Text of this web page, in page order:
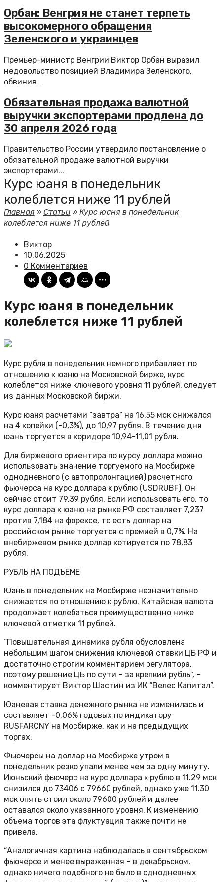
Орбан: Венгрия не станет терпеть
высокомерного обращения
Зеленского и украинцев
Премьер-министр Венгрии Виктор Орбан выразил
недовольство позицией Владимира Зеленского,
обвинив...
Обязательная продажа валютной
выручки экспортерами продлена до
30 апреля 2026 года
Правительство России утвердило постановление о
обязательной продаже валютной выручки
экспортерами...
Курс юаня в понедельник
колеблется ниже 11 рублей
Главная»Статьи » Курс юаня в понедельник
колеблется ниже 11 рублей
Виктор
10.06.2025
0 Комментариев
Курс юаня в понедельник
колеблется ниже 11 рублей
Курс рубля в понедельник немного прибавляет по
отношению к юаню на Московской бирже, курс
колеблется ниже ключевого уровня 11 рублей, следует
из данных Московской биржи.
Курс юаня расчетами “завтра” на 16.55 мск снижался
на 4 копейки (-0,3%), до 10,97 рубля. В течение дня
юань торгуется в коридоре 10,94-11,01 рубля.
Для биржевого ориентира по курсу доллара можно
использовать значение торгуемого на Мосбирже
однодневного (с автопролонгацией) расчетного
фьючерса на курс доллара к рублю (USDRUBF). Он
сейчас стоит 79,39 рубля. Если использовать его, то
курс доллара к юаню на рынке РФ составляет 7,237
против 7,184 на форексе, то есть доллар на
российском рынке торгуется с премией в 0,7%. На
внебиржевом рынке доллар котируется по 78,83
рубля.
РУБЛЬ НА ПОДЪЕМЕ
Юань в понедельник на Мосбирже незначительно
снижается по отношению к рублю. Китайская валюта
продолжает колебаться преимущественно ниже
ключевой отметки 11 рублей.
“Повышательная динамика рубля обусловлена
небольшим шагом снижения ключевой ставки ЦБ РФ и
достаточно строгим комментарием регулятора,
поэтому решение ЦБ по сути – за крепкий рубль”, –
комментирует Виктор Шастин из ИК “Велес Капитал”.
Юаневая ставка денежного рынка не изменилась и
составляет -0,06% годовых по индикатору
RUSFARCNY на Мосбирже, как и на предыдущих
торгах.
Фьючерсы на доллар на Мосбирже утром в
понедельник резко упали менее чем за одну минуту.
Июньский фьючерс на курс доллара к рублю в 11.29 мск
снизился до 73406 с 79660 рублей, однако уже 11.30
мск опять стоил около 79600 рублей и далее
оставался около указанного уровня. К изменению
объема торгов эта флуктуация также почти не
привела.
“Аналогичная картина наблюдалась в сентябрьском
фьючерсе и менее выраженная – в декабрьском,
однако ничего подобного не было в однодневных